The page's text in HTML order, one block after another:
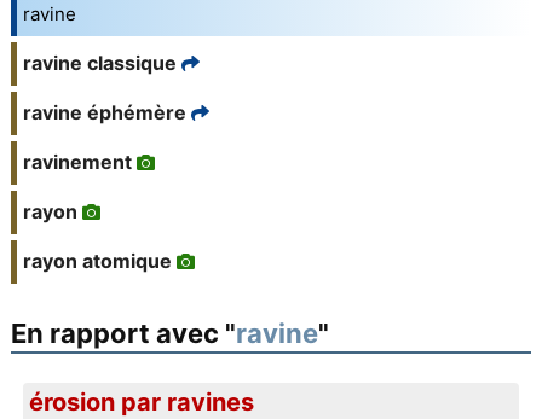
ravine
ravine classique
ravine éphémère
ravinement
rayon
rayon atomique
En rapport avec "ravine"
érosion par ravines